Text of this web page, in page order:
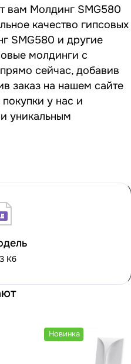
вам Молдинг SMG580
качество гипсовых
SMG580 и другие
молдинги с
сейчас, добавив
заказ на нашем сайте
у нас и
уникальным
Кб
Новинка